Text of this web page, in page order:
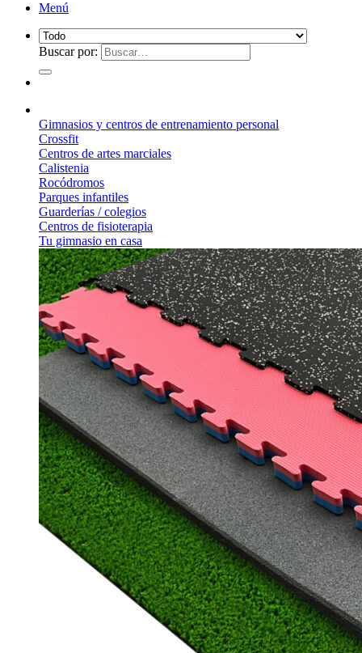
Menú
Buscar por:
Gimnasios y centros de entrenamiento personal
Crossfit
Centros de artes marciales
Calistenia
Rocódromos
Parques infantiles
Guarderías / colegios
Centros de fisioterapia
Tu gimnasio en casa